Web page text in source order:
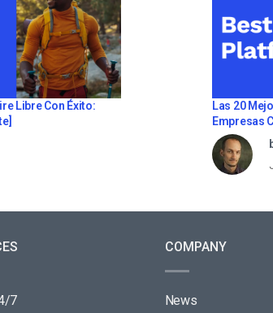
Libre Con Éxito:
Las 20
Empresas
(2026)
7
COMPANY
News